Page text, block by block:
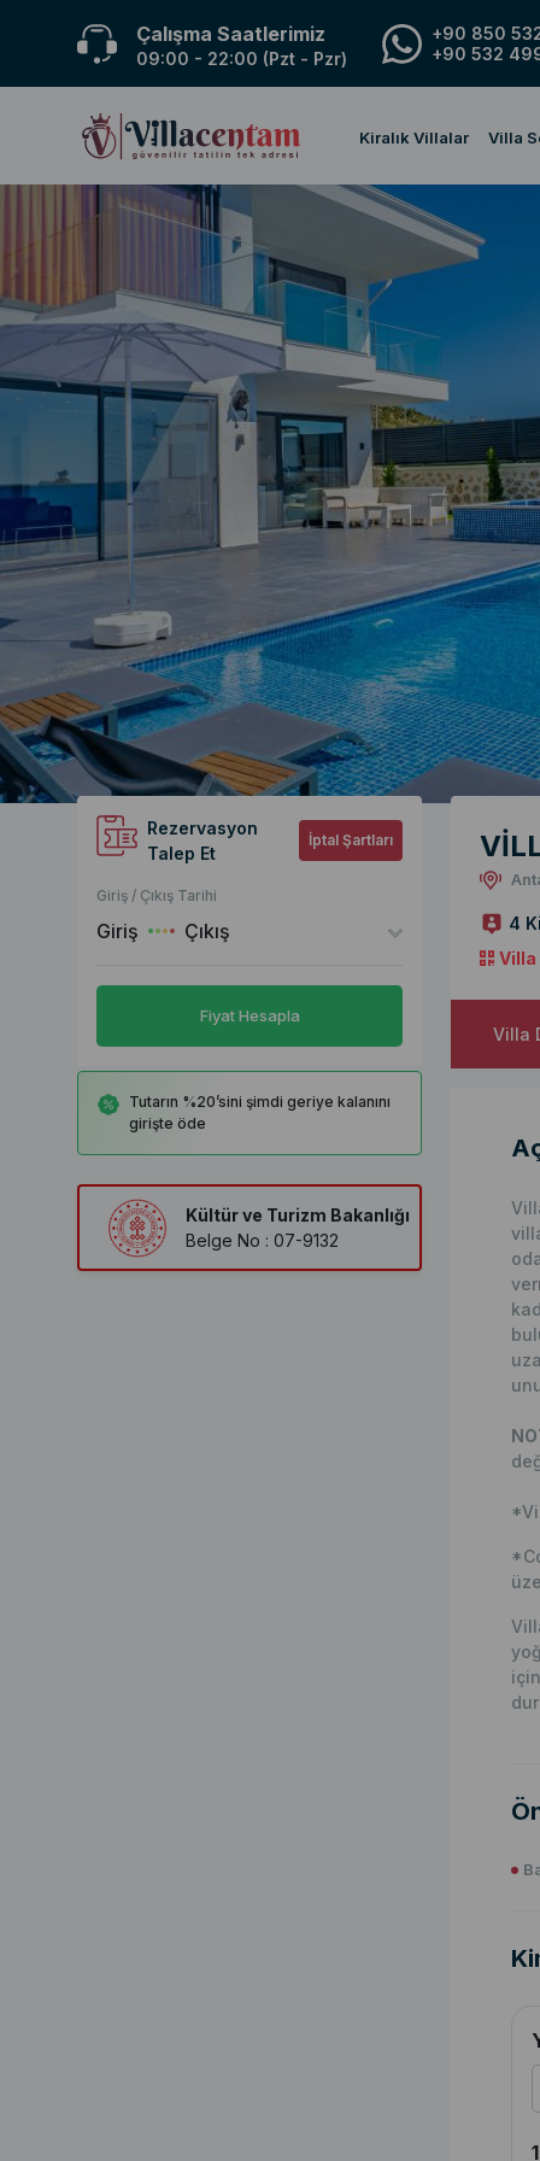
Çalışma Saatlerimiz
09:00 - 22:00 (Pzt - Pzr)
+90 850
+90 532
Kiralık Villalar Villa
Rezervasyon
Talep Et
İptal Şartları
Giriş / Çıkış Tarihi
Giriş Çıkış
Fiyat Hesapla
Tutarın %20’sini şimdi geriye kalanını
girişte öde
Kültür ve Turizm Bakanlığı
Belge No : 07-9132
4
Villa
Villa
1